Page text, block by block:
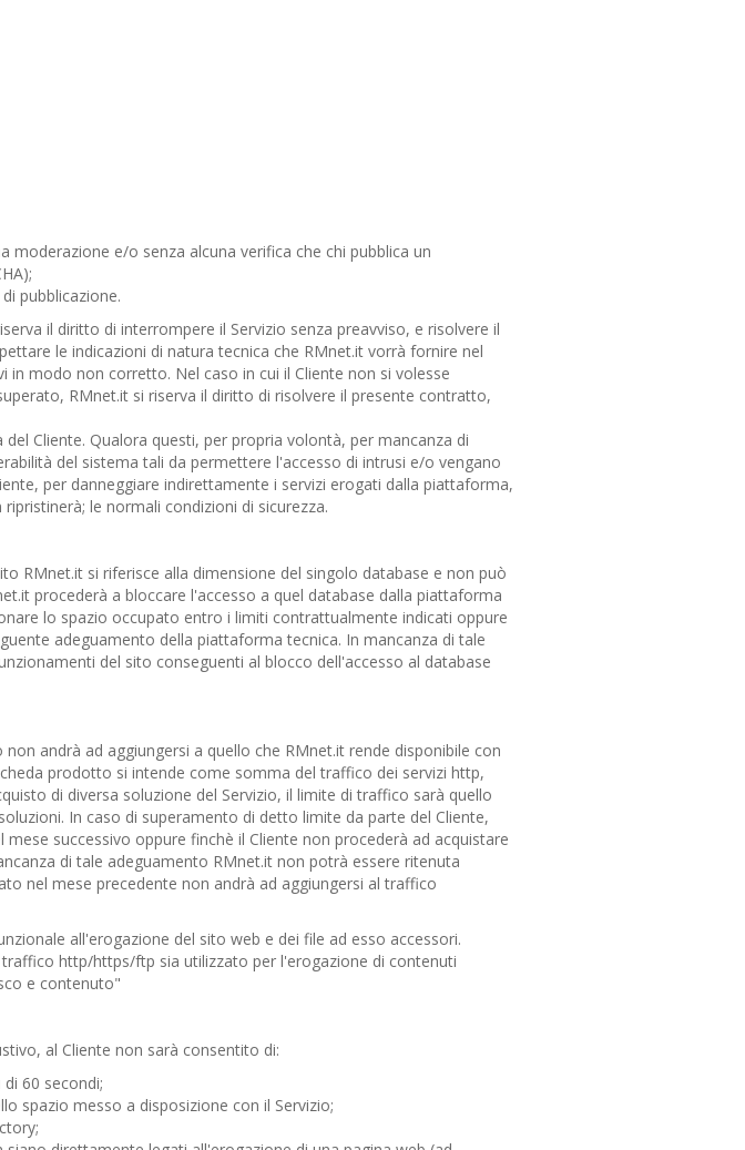
e/o senza alcuna verifica che chi pubblica un
pubblicazione.
il diritto di interrompere il Servizio senza preavviso, e risolvere il
le indicazioni di natura tecnica che RMnet.it vorrà fornire nel
modo non corretto. Nel caso in cui il Cliente non si volesse
RMnet.it si riserva il diritto di risolvere il presente contratto,
Cliente. Qualora questi, per propria volontà, per mancanza di
del sistema tali da permettere l'accesso di intrusi e/o vengano
per danneggiare indirettamente i servizi erogati dalla piattaforma,
le normali condizioni di sicurezza.
RMnet.it si riferisce alla dimensione del singolo database e non può
procederà a bloccare l'accesso a quel database dalla piattaforma
lo spazio occupato entro i limiti contrattualmente indicati oppure
adeguamento della piattaforma tecnica. In mancanza di tale
del sito conseguenti al blocco dell'accesso al database
andrà ad aggiungersi a quello che RMnet.it rende disponibile con
prodotto si intende come somma del traffico dei servizi http,
di diversa soluzione del Servizio, il limite di traffico sarà quello
In caso di superamento di detto limite da parte del Cliente,
successivo oppure finchè il Cliente non procederà ad acquistare
di tale adeguamento RMnet.it non potrà essere ritenuta
nel mese precedente non andrà ad aggiungersi al traffico
all'erogazione del sito web e dei file ad esso accessori.
http/https/ftp sia utilizzato per l'erogazione di contenuti
e contenuto"
al Cliente non sarà consentito di:
60 secondi;
spazio messo a disposizione con il Servizio;